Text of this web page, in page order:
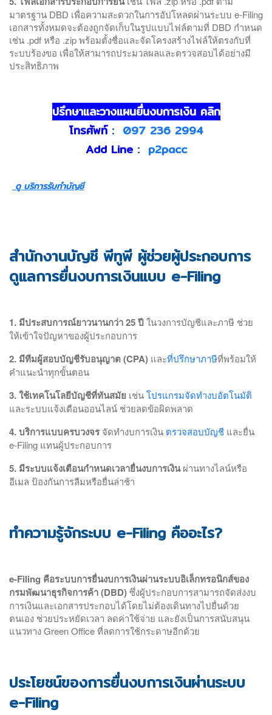
มาตรฐาน DBD เพื่อความสะดวกในการอัปโหลดผ่านระบบ e-Filing
เอกสารทั้งหมดจะต้องถูกจัดเก็บในรูปแบบไฟล์ตามที่ DBD กำหนด
เช่น .pdf หรือ .zip พร้อมตั้งชื่อและจัดโครงสร้างไฟล์ให้ตรงกับที่
ระบบร้องขอ เพื่อให้สามารถประมวลผลและตรวจสอบได้อย่างมี
ประสิทธิภาพ
ปรึกษาและวางแผนยื่นงบการเงิน คลิก
โทรศัพท์: 097 236 2994
Add Line: p2pacc
ดู บริการรับทำบัญชี
สำนักงานบัญชี พีทูพี ผู้ช่วยผู้ประกอบการ
ดูแลการยื่นงบการเงินแบบ e-Filing
1. มีประสบการณ์ยาวนานกว่า 25 ปีในวงการบัญชีและภาษี ช่วย
ให้เข้าใจปัญหาของผู้ประกอบการ
2. มีทีมผู้สอบบัญชีรับอนุญาต (CPA) และที่ปรึกษาภาษีที่พร้อมให้
คำแนะนำทุกขั้นตอน
3. ใช้เทคโนโลยีบัญชีที่ทันสมัย เช่นโปรแกรมจัดทำงบอัตโนมัติ
และระบบแจ้งเตือนออนไลน์ ช่วยลดข้อผิดพลาด
4. บริการแบบครบวงจรจัดทำงบการเงิน ตรวจสอบบัญชี และยื่น
e-Filing แทนผู้ประกอบการ
5. มีระบบแจ้งเตือนกำหนดเวลายื่นงบการเงินผ่านทางไลน์หรือ
อีเมล ป้องกันการลืมหรือยื่นล่าช้า
ทำความรู้จักระบบ e-Filing คืออะไร?
e-Filing คือระบบการยื่นงบการเงินผ่านระบบอิเล็กทรอนิกส์ของ
กรมพัฒนาธุรกิจการค้า (DBD)ซึ่งผู้ประกอบการสามารถจัดส่งงบ
การเงินและเอกสารประกอบได้โดยไม่ต้องเดินทางไปยื่นด้วย
ตนเอง ช่วยประหยัดเวลา ลดค่าใช้จ่าย และยังเป็นการสนับสนุน
แนวทาง Green Office ที่ลดการใช้กระดาษอีกด้วย
ประโยชน์ของการยื่นงบการเงินผ่านระบบ
e-Filing